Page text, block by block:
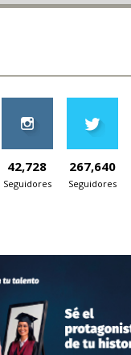
42,728
Seguidores
267,640
Seguidores